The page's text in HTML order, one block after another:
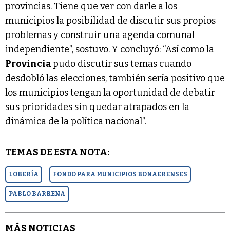
provincias. Tiene que ver con darle a los
municipios la posibilidad de discutir sus propios
problemas y construir una agenda comunal
independiente”, sostuvo. Y concluyó: “Así como la
Provinciapudo discutir sus temas cuando
desdobló las elecciones, también sería positivo que
los municipios tengan la oportunidad de debatir
sus prioridades sin quedar atrapados en la
dinámica de la política nacional”.
TEMAS DE ESTA NOTA:
LOBERÍA FONDO PARA MUNICIPIOS BONAERENSES
PABLO BARRENA
MÁS NOTICIAS